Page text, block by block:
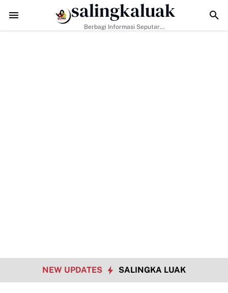
TMMD ke-129 Tak Hanya Bangun Jalan, Bekali Warga Buluh Kasok
salingkaluak
Berbagi Informasi Seputar
NEW UPDATES SALINGKA LUAK